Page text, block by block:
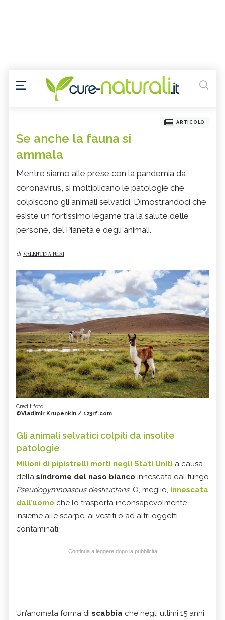
ARTICOLO
Se anche la fauna si
ammala
Mentre siamo alle prese con la pandemia da
coronavirus, si moltiplicano le patologie che
colpiscono gli animali selvatici. Dimostrandoci che
esiste un fortissimo legame tra la salute delle
persone, del Pianeta e degli animali.
di VALENTINA NERI
Credit foto
©Vladimir Krupenkin / 123rf.com
Gli animali selvatici colpiti da insolite
patologie
Milioni di pipistrelli morti negli Stati Uniti a causa
della sindrome del naso bianco innescata dal fungo
Pseudogymnoascus destructans. O, meglio, innescata
dall’uomo che lo trasporta inconsapevolmente
insieme alle scarpe, ai vestiti o ad altri oggetti
contaminati.
Continua a leggere dopo la pubblicità
Un’anomala forma di scabbia che negli ultimi 15 anni